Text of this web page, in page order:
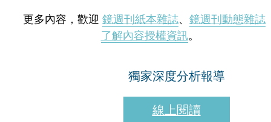
更多內容，歡迎 鏡週刊紙本雜誌、 鏡週刊動態雜誌
了解內容授權資訊。
獨家深度分析報導
線上閱讀